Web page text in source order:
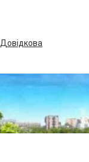
Довідкова